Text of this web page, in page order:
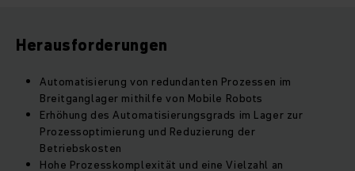
Herausforderungen
Automatisierung von redundanten Prozessen im
Breitganglager mithilfe von Mobile Robots
Erhöhung des Automatisierungsgrads im Lager zur
Prozessoptimierung und Reduzierung der
Betriebskosten
Hohe Prozesskomplexität und eine Vielzahl an